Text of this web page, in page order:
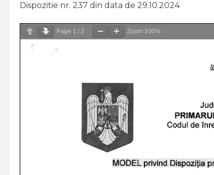
Dispozitie nr. 237 din data de 29.10.2024
Page 1 / 2 Zoom 100%